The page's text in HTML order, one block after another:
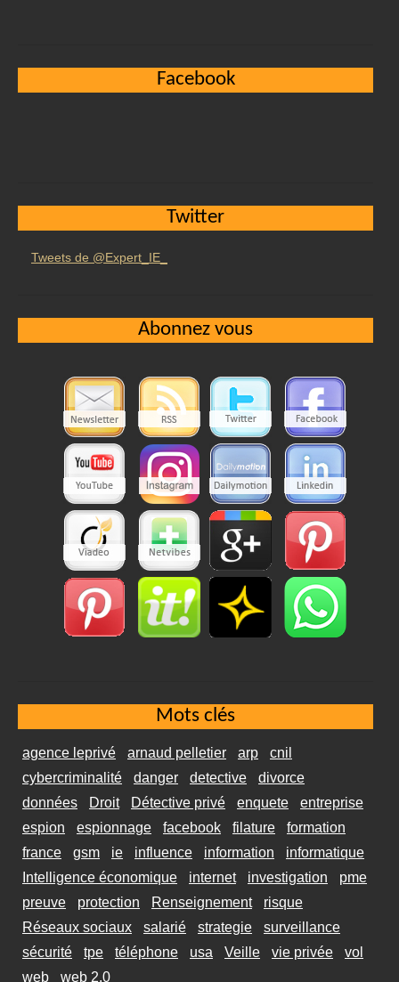
Facebook
Twitter
Tweets de @Expert_IE_
Abonnez vous
Mots clés
agence leprivé arnaud pelletier arp
cnil
cybercriminalité
danger detective
divorce
données
Droit Détective privé enquete
entreprise
espion
espionnage facebook filature
formation
france
gsm ie influence information
informatique
Intelligence économique
internet investigation
pme
preuve
protection Renseignement
risque
Réseaux sociaux
salarié strategie
surveillance
sécurité
tpe téléphone usa Veille vie privée
vol
web
web 2.0